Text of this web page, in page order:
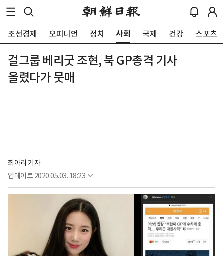
조선경제 오피니언 정치 사회 국제 건강 스포츠
걸그룹 베리굿 조현, 북 GP총격 기사
올렸다가 뭇매
최아리 기자
업데이트 2020.05.03. 18:23